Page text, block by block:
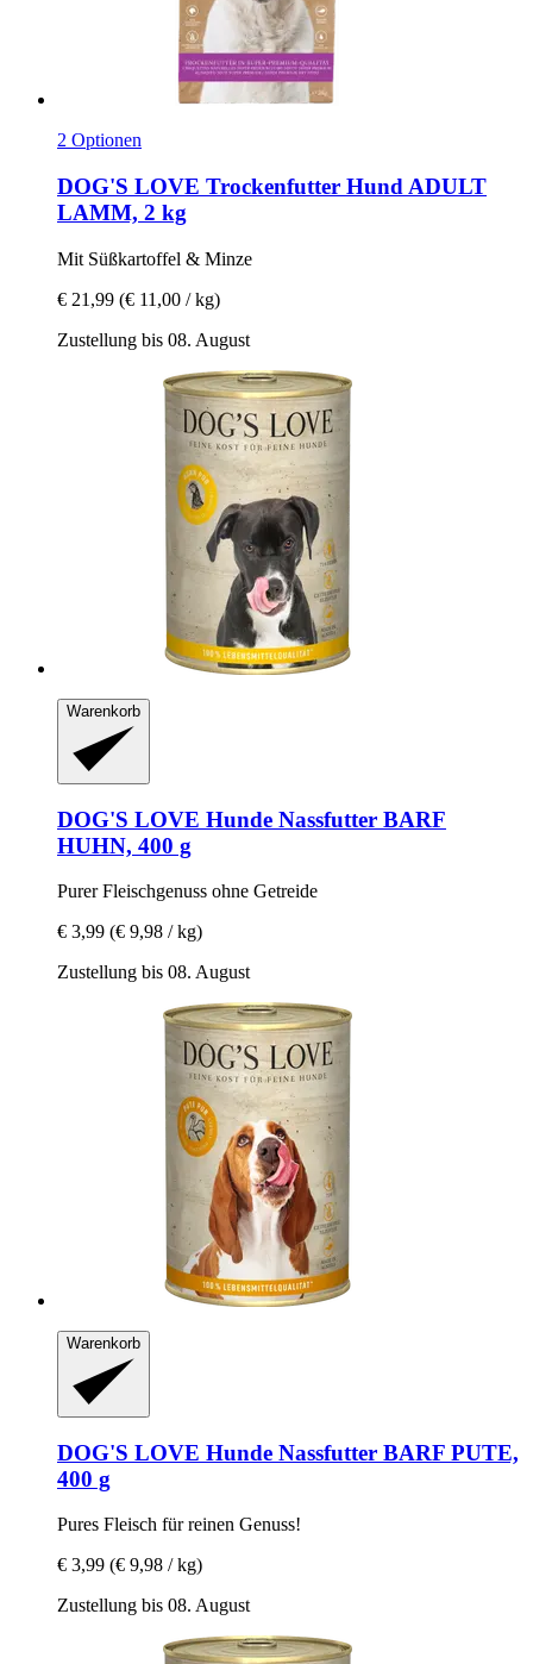
2 Optionen
DOG'S LOVE Trockenfutter Hund ADULT
LAMM, 2 kg
Mit Süßkartoffel & Minze
€ 21,99 (€ 11,00 / kg)
Zustellung bis 08. August
Warenkorb
DOG'S LOVE Hunde Nassfutter BARF
HUHN, 400 g
Purer Fleischgenuss ohne Getreide
€ 3,99 (€ 9,98 / kg)
Zustellung bis 08. August
Warenkorb
DOG'S LOVE Hunde Nassfutter BARF PUTE,
400 g
Pures Fleisch für reinen Genuss!
€ 3,99 (€ 9,98 / kg)
Zustellung bis 08. August